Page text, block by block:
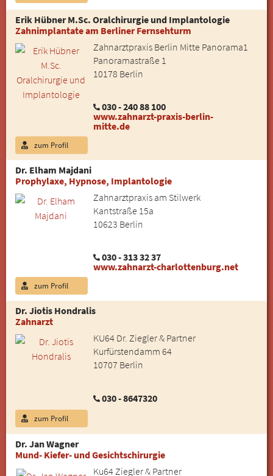
Erik Hübner M.Sc. Oralchirurgie und Implantologie
Zahnimplantate am Berliner Fernsehturm
Zahnarztpraxis Berlin Mitte Panorama1
Panoramastraße 1
10178 Berlin
030 - 240 88 100
www.zahnarzt-praxis-berlin-
mitte.de
zum Profil
Dr. Elham Majdani
Prophylaxe, Hypnose, Implantologie
Zahnarztpraxis am Stilwerk
Kantstraße 15a
10623 Berlin
030 - 313 32 37
www.zahnarzt-charlottenburg.net
zum Profil
Dr. Jiotis Hondralis
Zahnarzt
KU64 Dr. Ziegler & Partner
Kurfürstendamm 64
10707 Berlin
030 - 8647320
zum Profil
Dr. Jan Wagner
Mund- Kiefer- und Gesichtschirurgie
Ku64 Ziegler & Partner